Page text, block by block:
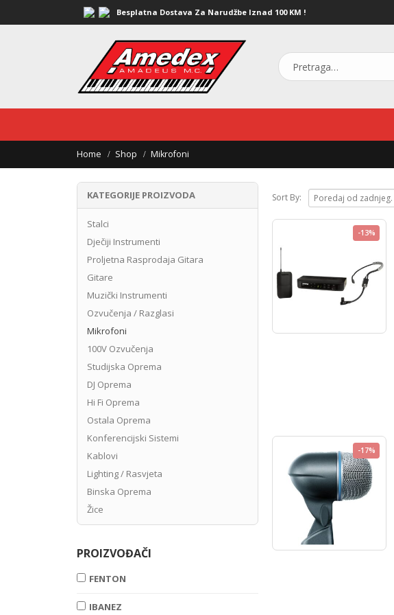
Besplatna Dostava Za Narudžbe Iznad 100 KM !
Home Shop Mikrofoni
Sort By:
-13%
-17%
KATEGORIJE PROIZVODA
Stalci
Dječiji Instrumenti
Proljetna Rasprodaja Gitara
Gitare
Muzički Instrumenti
Ozvučenja / Razglasi
Mikrofoni
100V Ozvučenja
Studijska Oprema
DJ Oprema
Hi Fi Oprema
Ostala Oprema
Konferencijski Sistemi
Kablovi
Lighting / Rasvjeta
Binska Oprema
Žice
PROIZVOĐAČI
FENTON
IBANEZ